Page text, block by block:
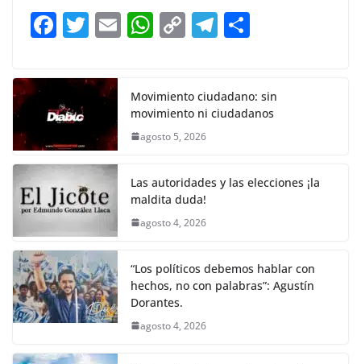
b
o
k
A
p
Li
n
a
m
F
c
e
b
o
o
k
T
itt
er
E W
s
A
p
C
y
Li
k
T
gr
a
e
Movimiento ciudadano: sin
movimiento ni ciudadanos
agosto 5, 2026
Las autoridades y las elecciones ¡la
maldita duda!
agosto 4, 2026
“Los políticos debemos hablar con
hechos, no con palabras”: Agustín
Dorantes.
agosto 4, 2026